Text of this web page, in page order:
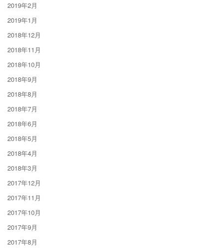
2019年2月
2019年1月
2018年12月
2018年11月
2018年10月
2018年9月
2018年8月
2018年7月
2018年6月
2018年5月
2018年4月
2018年3月
2017年12月
2017年11月
2017年10月
2017年9月
2017年8月